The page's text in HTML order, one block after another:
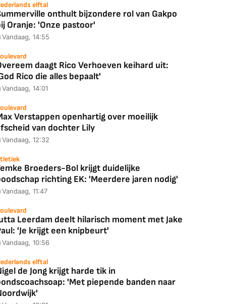
elftal
onthult bijzondere rol van Gakpo
Oranje: 'Onze pastoor'
Vandaag, 14:55
daagt Rico Verhoeven keihard uit:
Rico die alles bepaalt'
Vandaag, 14:01
Verstappen openhartig over moeilijk
van dochter Lily
Vandaag, 12:32
Broeders-Bol krijgt duidelijke
richting EK: 'Meerdere jaren nodig'
Vandaag, 11:47
Leerdam deelt hilarisch moment met Jake
'Je krijgt een knipbeurt'
Vandaag, 10:56
elftal
de Jong krijgt harde tik in
'Met piepende banden naar